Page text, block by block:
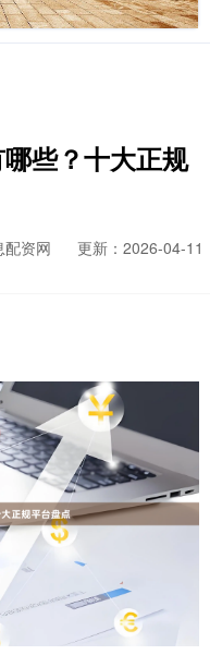
些？十大正规
配资网
更新：2026-04-11